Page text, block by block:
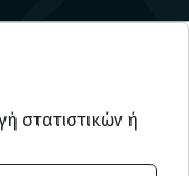
στατιστικών ή